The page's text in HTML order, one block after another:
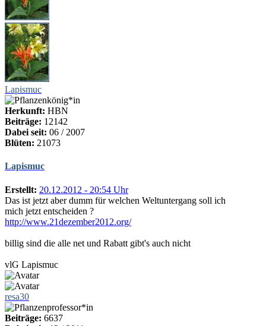
Lapismuc
Herkunft: HBN
Beiträge: 12142
Dabei seit: 06 / 2007
Blüten: 21073
Lapismuc
Erstellt: 20.12.2012 - 20:54 Uhr
Das ist jetzt aber dumm für welchen Weltuntergang soll ich
mich jetzt entscheiden ?
http://www.21dezember2012.org/
billig sind die alle net und Rabatt gibt's auch nicht
vlG Lapismuc
resa30
Beiträge: 6637